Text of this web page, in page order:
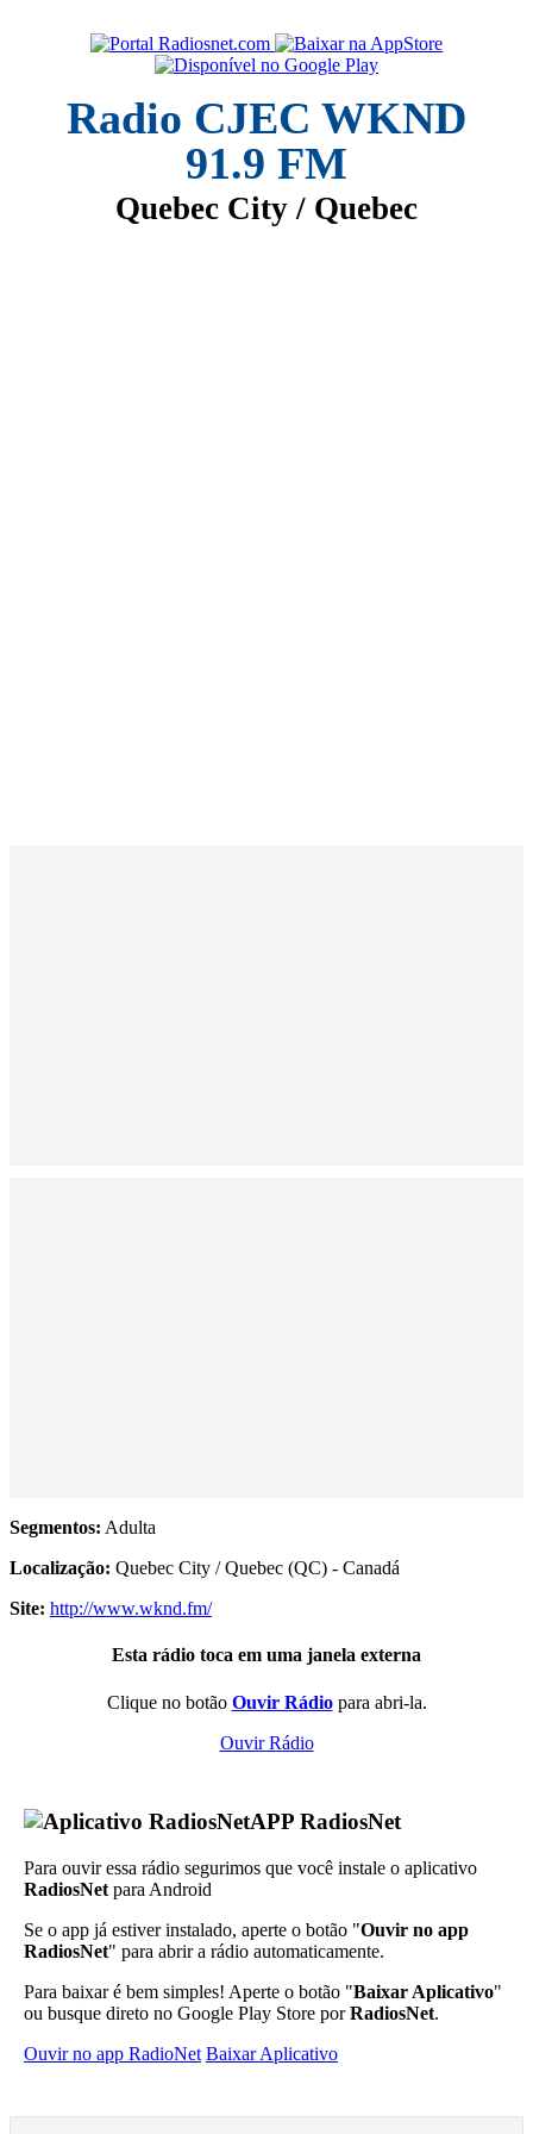
Radio CJEC WKND
91.9 FM
Quebec City / Quebec
Segmentos: Adulta
Localização: Quebec City / Quebec (QC) - Canadá
Site: http://www.wknd.fm/
Esta rádio toca em uma janela externa
Clique no botão Ouvir Rádiopara abri-la.
Ouvir Rádio
APP RadiosNet
Para ouvir essa rádio segurimos que você instale o aplicativo
RadiosNet para Android
Se o app já estiver instalado, aperte o botão "Ouvir no app
RadiosNet" para abrir a rádio automaticamente.
Para baixar é bem simples! Aperte o botão "Baixar Aplicativo"
ou busque direto no Google Play Store porRadiosNet.
Ouvir no app RadioNet Baixar Aplicativo